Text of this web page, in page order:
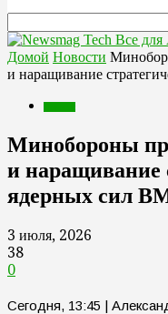
Все
Домой Новости
и наращивание
Минобороны
и наращивание
ядерных сил
3 июля, 2026
38
0
Сегодня, 13:45 |